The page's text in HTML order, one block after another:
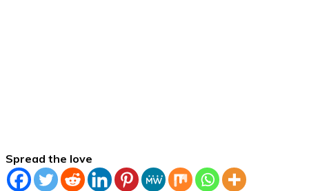
Spread the love